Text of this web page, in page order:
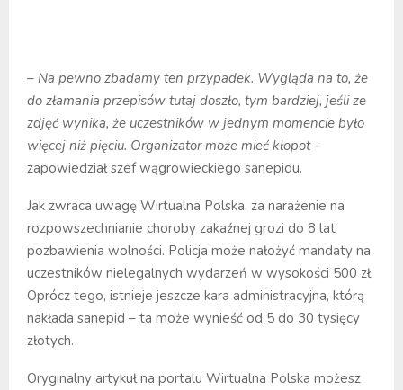
– Na pewno zbadamy ten przypadek. Wygląda na to, że
do złamania przepisów tutaj doszło, tym bardziej, jeśli ze
zdjęć wynika, że uczestników w jednym momencie było
więcej niż pięciu. Organizator może mieć kłopot–
zapowiedział szef wągrowieckiego sanepidu.
Jak zwraca uwagę Wirtualna Polska, za narażenie na
rozpowszechnianie choroby zakaźnej grozi do 8 lat
pozbawienia wolności. Policja może nałożyć mandaty na
uczestników nielegalnych wydarzeń w wysokości 500 zł.
Oprócz tego, istnieje jeszcze kara administracyjna, którą
nakłada sanepid – ta może wynieść od 5 do 30 tysięcy
złotych.
Oryginalny artykuł na portalu Wirtualna Polska możesz